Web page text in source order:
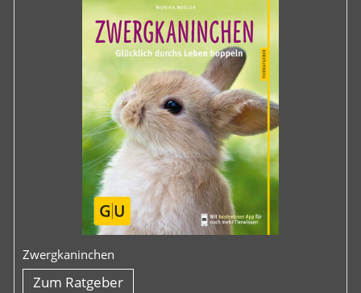
Zwergkaninchen
Zum Ratgeber